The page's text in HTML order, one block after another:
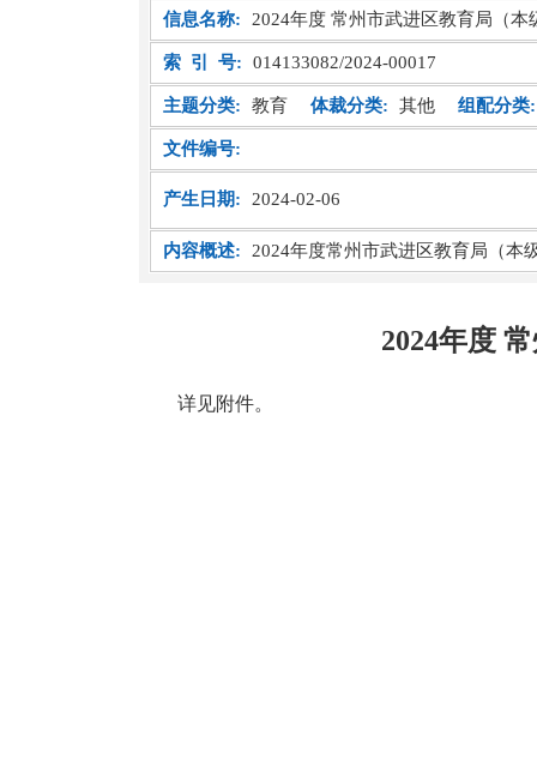
信息名称: 2024年度 常州市武进区教育局（本
索 引 号: 014133082/2024-00017
主题分类: 教育 体裁分类: 其他 组配分类:
文件编号:
产生日期: 2024-02-06
内容概述: 2024年度常州市武进区教育局（本
2024年度
详见附件。